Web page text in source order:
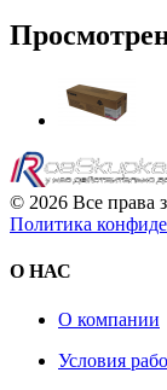
© 2026 Все права
Политика
О НАС
О компании
Условия